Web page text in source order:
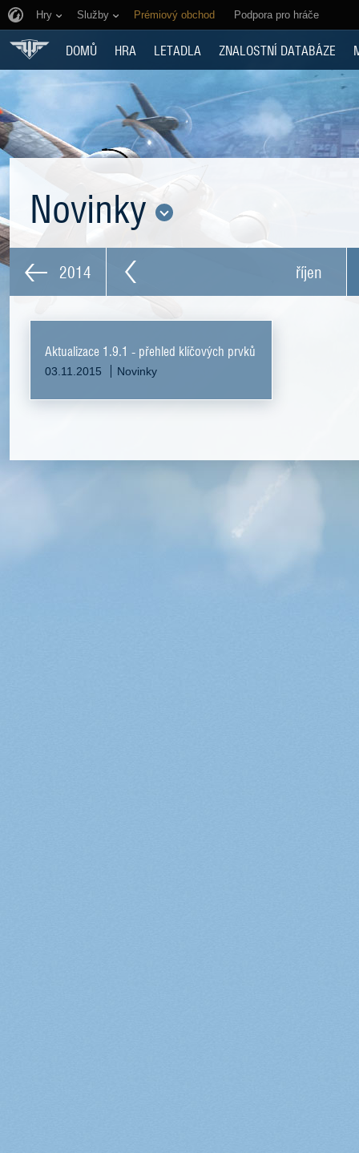
Hry Služby Prémiový obchod Podpora pro hráče
DOMŮ HRA LETADLA ZNALOSTNÍ DATABÁZE
Novinky
2014 říjen
Aktualizace 1.9.1 - přehled klíčových prvků
03.11.2015 Novinky